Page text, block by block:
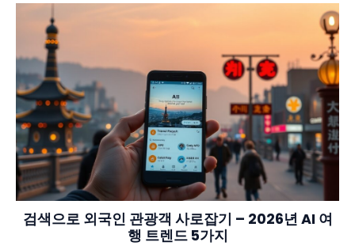
검색으로 외국인 관광객 사로잡기 – 2026년 AI 여
행 트렌드 5가지